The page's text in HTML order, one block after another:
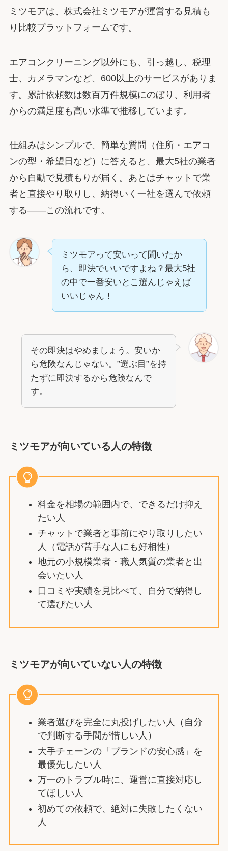
ミツモアは、株式会社ミツモアが運営する見積も
り比較プラットフォームです。
エアコンクリーニング以外にも、引っ越し、税理
士、カメラマンなど、600以上のサービスがありま
す。累計依頼数は数百万件規模にのぼり、利用者
からの満足度も高い水準で推移しています。
仕組みはシンプルで、簡単な質問（住所・エアコ
ンの型・希望日など）に答えると、最大5社の業者
から自動で見積もりが届く。あとはチャットで業
者と直接やり取りし、納得いく一社を選んで依頼
する――この流れです。
ミツモアって安いって聞いたか
ら、即決でいいですよね？最大5社
の中で一番安いとこ選んじゃえば
いいじゃん！
その即決はやめましょう。安いか
ら危険なんじゃない。”選ぶ目”を持
たずに即決するから危険なんで
す。
ミツモアが向いている人の特徴
料金を相場の範囲内で、できるだけ抑え
たい人
チャットで業者と事前にやり取りしたい
人（電話が苦手な人にも好相性）
地元の小規模業者・職人気質の業者と出
会いたい人
口コミや実績を見比べて、自分で納得し
て選びたい人
ミツモアが向いていない人の特徴
業者選びを完全に丸投げしたい人（自分
で判断する手間が惜しい人）
大手チェーンの「ブランドの安心感」を
最優先したい人
万一のトラブル時に、運営に直接対応し
てほしい人
初めての依頼で、絶対に失敗したくない
人